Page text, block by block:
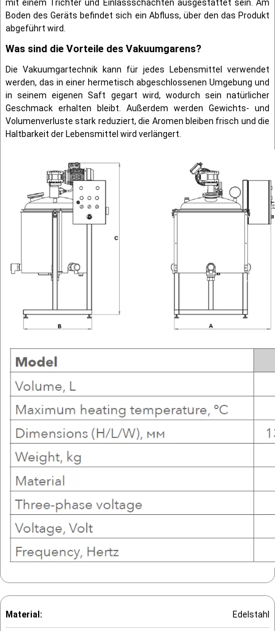
mit einem Trichter und Einlassschächten ausgestattet sein. Am
Boden des Geräts befindet sich ein Abfluss, über den das Produkt
abgeführt wird.
Was sind die Vorteile des Vakuumgarens?
Die Vakuumgartechnik kann für jedes Lebensmittel verwendet
werden, das in einer hermetisch abgeschlossenen Umgebung und
in seinem eigenen Saft gegart wird, wodurch sein natürlicher
Geschmack erhalten bleibt. Außerdem werden Gewichts- und
Volumenverluste stark reduziert, die Aromen bleiben frisch und die
Haltbarkeit der Lebensmittel wird verlängert.
Material: Edelstahl